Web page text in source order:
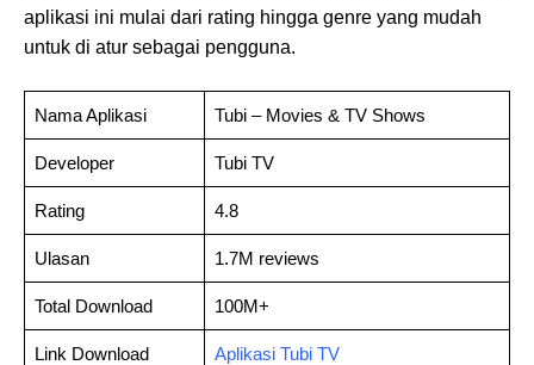
aplikasi ini mulai dari rating hingga genre yang mudah
untuk di atur sebagai pengguna.
Nama Aplikasi Tubi – Movies & TV Shows
Developer Tubi TV
Rating 4.8
Ulasan 1.7M reviews
Total Download 100M+
Link Download Aplikasi Tubi TV